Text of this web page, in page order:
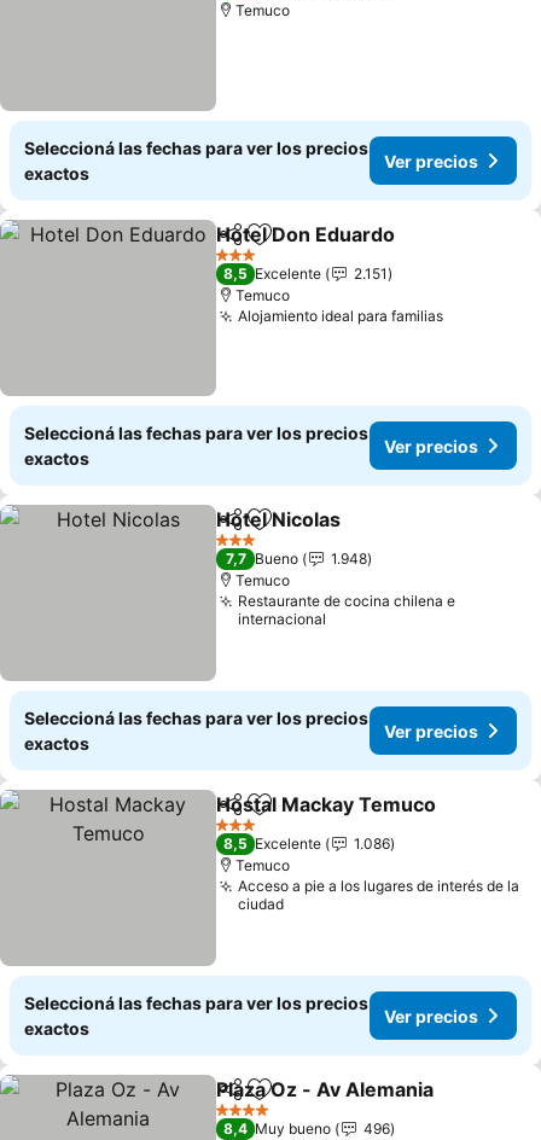
Temuco
Seleccioná las fechas para ver los precios
exactos
Ver precios
CompartirAñadir a favoritos
Hotel Don Eduardo
3 Estrellas
8,5 Excelente
2.151
Temuco
Alojamiento ideal para familias
Seleccioná las fechas para ver los precios
exactos
Ver precios
CompartirAñadir a favoritos
Hotel Nicolas
3 Estrellas
7,7 Bueno
1.948
Temuco
Restaurante de cocina chilena e
internacional
Seleccioná las fechas para ver los precios
exactos
Ver precios
CompartirAñadir a favoritos
Hostal Mackay Temuco
3 Estrellas
8,5 Excelente
1.086
Temuco
Acceso a pie a los lugares de interés de la
ciudad
Seleccioná las fechas para ver los precios
exactos
Ver precios
CompartirAñadir a favoritos
Plaza Oz - Av Alemania
4 Estrellas
8,4 Muy bueno
496